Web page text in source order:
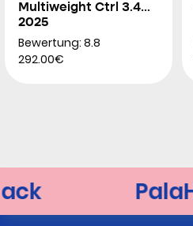
Multiweight Ctrl 3.4
2025
Bewertung: 8.8
292.00€